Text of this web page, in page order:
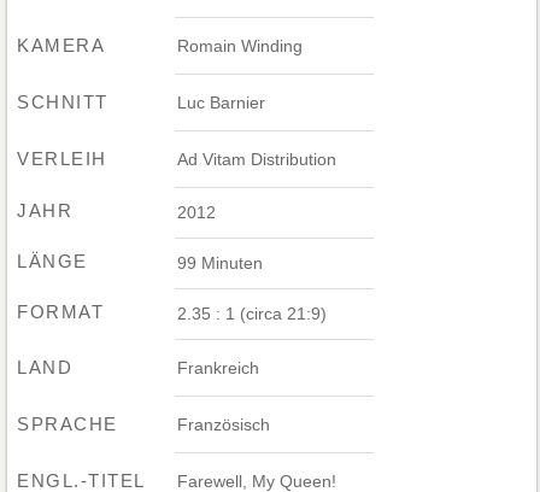
KAMERA Romain Winding
SCHNITT Luc Barnier
VERLEIH Ad Vitam Distribution
JAHR 2012
LÄNGE 99 Minuten
FORMAT 2.35 : 1 (circa 21:9)
LAND Frankreich
SPRACHE Französisch
ENGL.-TITEL Farewell, My Queen!